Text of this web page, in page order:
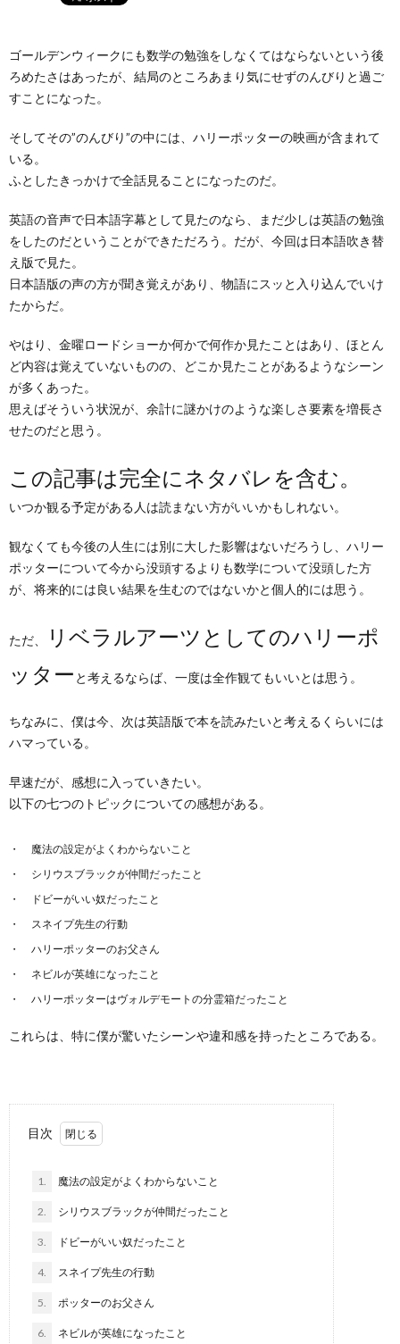
ゴールデンウィークにも数学の勉強をしなくてはならないという後
ろめたさはあったが、結局のところあまり気にせずのんびりと過ご
すことになった。
そしてその”のんびり”の中には、ハリーポッターの映画が含まれて
いる。
ふとしたきっかけで全話見ることになったのだ。
英語の音声で日本語字幕として見たのなら、まだ少しは英語の勉強
をしたのだということができただろう。だが、今回は日本語吹き替
え版で見た。
日本語版の声の方が聞き覚えがあり、物語にスッと入り込んでいけ
たからだ。
やはり、金曜ロードショーか何かで何作か見たことはあり、ほとん
ど内容は覚えていないものの、どこか見たことがあるようなシーン
が多くあった。
思えばそういう状況が、余計に謎かけのような楽しさ要素を増長さ
せたのだと思う。
この記事は完全にネタバレを含む。
いつか観る予定がある人は読まない方がいいかもしれない。
観なくても今後の人生には別に大した影響はないだろうし、ハリー
ポッターについて今から没頭するよりも数学について没頭した方
が、将来的には良い結果を生むのではないかと個人的には思う。
ただ、
リベラルアーツとしてのハリーポ
ッター と考えるならば、一度は全作観てもいいとは思う。
ちなみに、僕は今、次は英語版で本を読みたいと考えるくらいには
ハマっている。
早速だが、感想に入っていきたい。
以下の七つのトピックについての感想がある。
魔法の設定がよくわからないこと
シリウスブラックが仲間だったこと
ドビーがいい奴だったこと
スネイプ先生の行動
ハリーポッターのお父さん
ネビルが英雄になったこと
ハリーポッターはヴォルデモートの分霊箱だったこと
これらは、特に僕が驚いたシーンや違和感を持ったところである。
目次
1. 魔法の設定がよくわからないこと
2. シリウスブラックが仲間だったこと
3. ドビーがいい奴だったこと
4. スネイプ先生の行動
5. ポッターのお父さん
6. ネビルが英雄になったこと